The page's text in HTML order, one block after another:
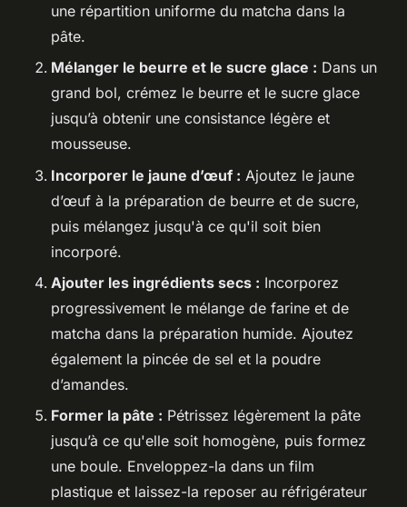
une répartition uniforme du matcha dans la
pâte.
Mélanger le beurre et le sucre glace : Dans un
grand bol, crémez le beurre et le sucre glace
jusqu’à obtenir une consistance légère et
mousseuse.
Incorporer le jaune d’œuf : Ajoutez le jaune
d’œuf à la préparation de beurre et de sucre,
puis mélangez jusqu'à ce qu'il soit bien
incorporé.
Ajouter les ingrédients secs : Incorporez
progressivement le mélange de farine et de
matcha dans la préparation humide. Ajoutez
également la pincée de sel et la poudre
d’amandes.
Former la pâte : Pétrissez légèrement la pâte
jusqu’à ce qu'elle soit homogène, puis formez
une boule. Enveloppez-la dans un film
plastique et laissez-la reposer au réfrigérateur